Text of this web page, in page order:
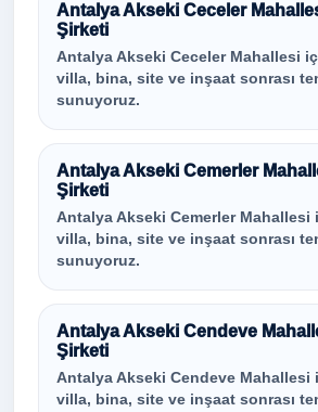
Antalya Akseki Ceceler
Şirketi
Antalya Akseki Ceceler Mahallesi
villa, bina, site ve inşaat sonrası
sunuyoruz.
Antalya Akseki Cemerler
Şirketi
Antalya Akseki Cemerler Mahallesi
villa, bina, site ve inşaat sonrası
sunuyoruz.
Antalya Akseki Cendeve
Şirketi
Antalya Akseki Cendeve Mahallesi
villa, bina, site ve inşaat sonrası